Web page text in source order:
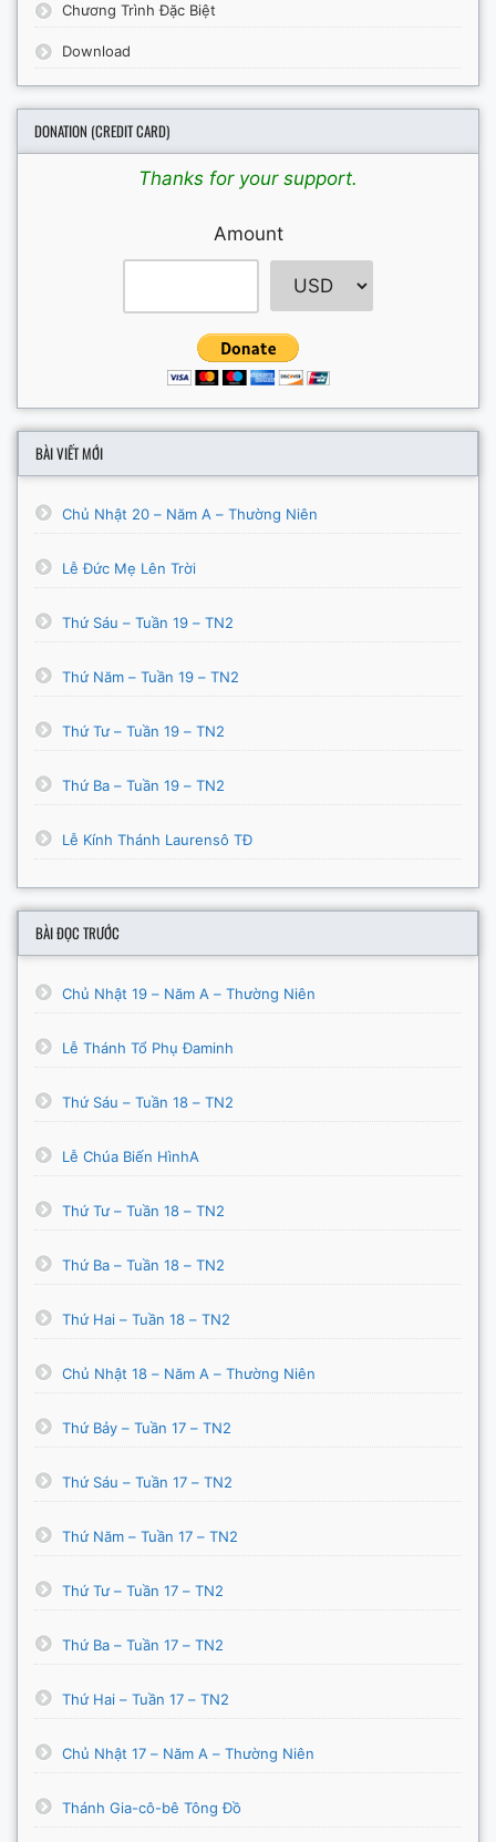
Chương Trình Đặc Biệt
Download
DONATION (CREDIT CARD)
Thanks for your support.
Amount
BÀI VIẾT MỚI
Chủ Nhật 20 – Năm A – Thường Niên
Lễ Đức Mẹ Lên Trời
Thứ Sáu – Tuần 19 – TN2
Thứ Năm – Tuần 19 – TN2
Thứ Tư – Tuần 19 – TN2
Thứ Ba – Tuần 19 – TN2
Lễ Kính Thánh Laurensô TĐ
BÀI ĐỌC TRƯỚC
Chủ Nhật 19 – Năm A – Thường Niên
Lễ Thánh Tổ Phụ Đaminh
Thứ Sáu – Tuần 18 – TN2
Lễ Chúa Biến HìnhA
Thứ Tư – Tuần 18 – TN2
Thứ Ba – Tuần 18 – TN2
Thứ Hai – Tuần 18 – TN2
Chủ Nhật 18 – Năm A – Thường Niên
Thứ Bảy – Tuần 17 – TN2
Thứ Sáu – Tuần 17 – TN2
Thứ Năm – Tuần 17 – TN2
Thứ Tư – Tuần 17 – TN2
Thứ Ba – Tuần 17 – TN2
Thứ Hai – Tuần 17 – TN2
Chủ Nhật 17 – Năm A – Thường Niên
Thánh Gia-cô-bê Tông Đồ